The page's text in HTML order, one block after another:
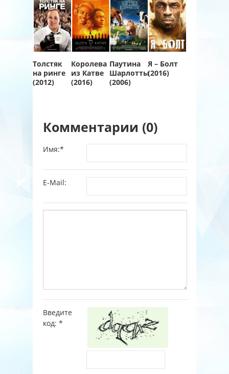
Толстяк
на ринге
(2012)
Королева
из Катве
(2016)
Паутина
Шарлотты
(2006)
Я – Болт
(2016)
Комментарии (0)
Имя:*
E-Mail:
Введите
код: *